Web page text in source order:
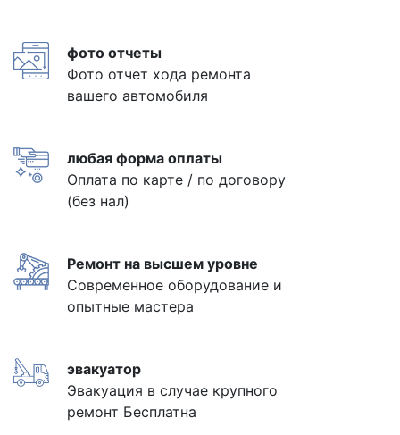
фото отчеты
Фото отчет хода ремонта
вашего автомобиля
любая форма оплаты
Оплата по карте / по договору
(без нал)
Ремонт на высшем уровне
Современное оборудование и
опытные мастера
эвакуатор
Эвакуация в случае крупного
ремонт Бесплатна